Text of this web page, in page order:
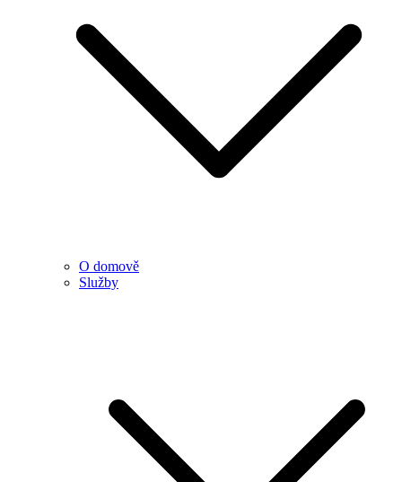
O domově
Služby